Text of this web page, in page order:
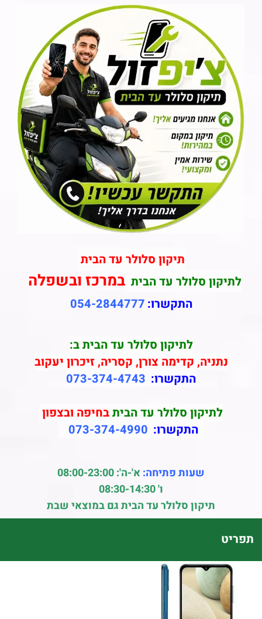
תיקון סלולר עד הבית
לתיקון סלולר עד הביתבמרכז ובשפלה
התקשרו: 054-2844777
לתיקון סלולר עד הבית ב:
נתניה, קדימה צורן, קסריה, זיכרון יעקוב
התקשרו: 073-374-4743
לתיקון סלולר עד הביתבחיפה ובצפון
התקשרו: 073-374-4990
שעות פתיחה:א'-ה': 08:00-23:00
ו' 08:30-14:30
תיקון סלולר עד הבית גם במוצאי שבת
תפריט